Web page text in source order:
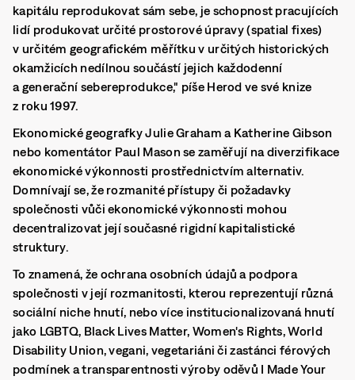
kapitálu reprodukovat sám sebe, je schopnost pracujících
lidí produkovat určité prostorové úpravy (spatial fixes)
v určitém geografickém měřítku v určitých historických
okamžicích nedílnou součástí jejich každodenní
a generační sebereprodukce," píše Herod ve své knize
z roku 1997.
Ekonomické geografky Julie Graham a Katherine Gibson
nebo komentátor Paul Mason se zaměřují na diverzifikace
ekonomické výkonnosti prostřednictvím alternativ.
Domnívají se, že rozmanité přístupy či požadavky
společnosti vůči ekonomické výkonnosti mohou
decentralizovat její současné rigidní kapitalistické
struktury.
To znamená, že ochrana osobních údajů a podpora
společnosti v její rozmanitosti, kterou reprezentují různá
sociální niche hnutí, nebo více institucionalizovaná hnutí
jako LGBTQ, Black Lives Matter, Women's Rights, World
Disability Union, vegani, vegetariáni či zastánci férových
podmínek a transparentnosti výroby oděvů I Made Your